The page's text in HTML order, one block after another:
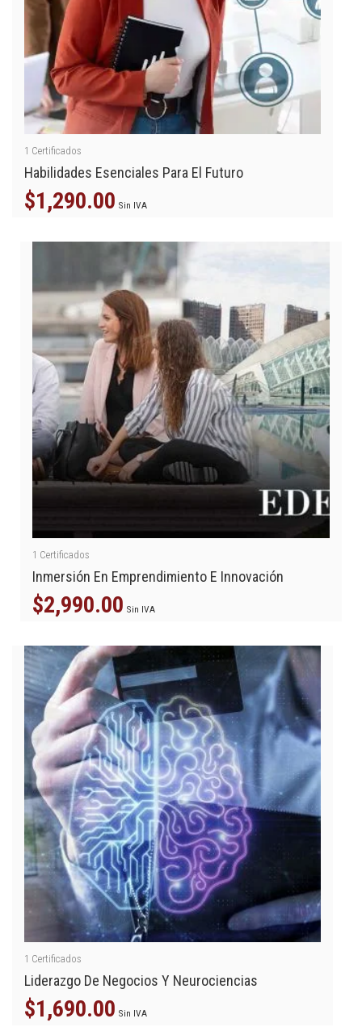
1 Certificados
Habilidades Esenciales Para El Futuro
$1,290.00 Sin IVA
1 Certificados
Inmersión En Emprendimiento E Innovación
$2,990.00 Sin IVA
1 Certificados
Liderazgo De Negocios Y Neurociencias
$1,690.00 Sin IVA